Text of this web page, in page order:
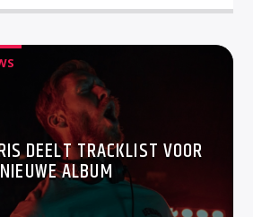
DEELT TRACKLIST VOOR
NIEUWE ALBUM